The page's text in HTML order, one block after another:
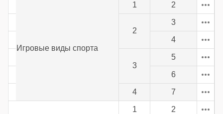
Игровые виды спорта
1 2
2
3
4
3
5
6
4 7
1 2